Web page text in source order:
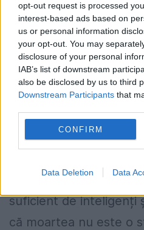
opt-out request is processed
interest-based ads based on
us or personal information
your opt-out. You may
disclosure of your personal
IAB’s list of downstream
also be disclosed by us to third
Downstream Participants that
CONFIRM
Data Deletion Data
Un gînd medieval
care te naști ești la
niciodată departe de
spune, bătrînii mor
pare că lucrul cu
vorba de moarte e o
că a gîndi despre
Sper că cititorii
suficient de inteligenți
că moartea nu este o